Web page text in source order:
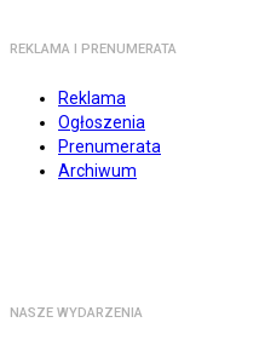
REKLAMA I PRENUMERATA
Reklama
Ogłoszenia
Prenumerata
Archiwum
NASZE WYDARZENIA